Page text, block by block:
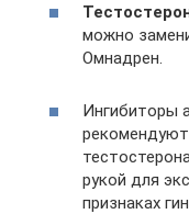
можно
Омнадрен.
Ингибиторы
рукой для
признаках